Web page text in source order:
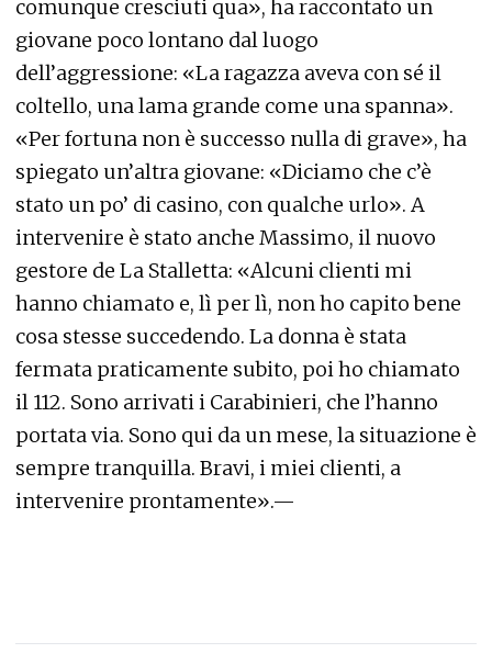
comunque cresciuti qua», ha raccontato un
giovane poco lontano dal luogo
dell’aggressione: «La ragazza aveva con sé il
coltello, una lama grande come una spanna».
«Per fortuna non è successo nulla di grave», ha
spiegato un’altra giovane: «Diciamo che c’è
stato un po’ di casino, con qualche urlo». A
intervenire è stato anche Massimo, il nuovo
gestore de La Stalletta: «Alcuni clienti mi
hanno chiamato e, lì per lì, non ho capito bene
cosa stesse succedendo. La donna è stata
fermata praticamente subito, poi ho chiamato
il 112. Sono arrivati i Carabinieri, che l’hanno
portata via. Sono qui da un mese, la situazione è
sempre tranquilla. Bravi, i miei clienti, a
intervenire prontamente».—